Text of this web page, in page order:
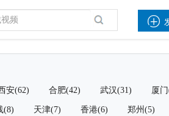

安(62) 合肥(42) 武汉(31) 厦
(8) 天津(7) 香港(6) 郑州(5)